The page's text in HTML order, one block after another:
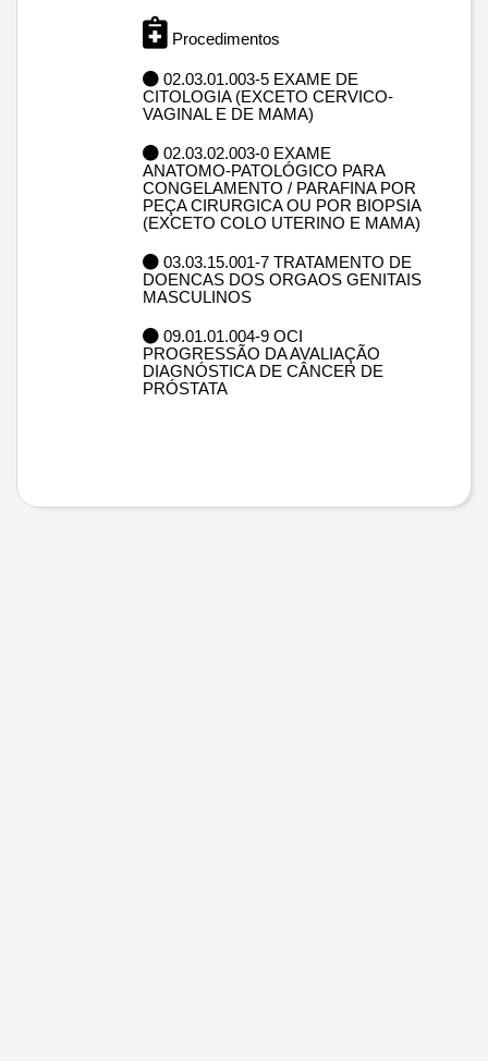
Procedimentos
02.03.01.003-5 EXAME DE
CITOLOGIA (EXCETO CERVICO-
VAGINAL E DE MAMA)
02.03.02.003-0 EXAME
ANATOMO-PATOLÓGICO PARA
CONGELAMENTO / PARAFINA POR
PEÇA CIRURGICA OU POR BIOPSIA
(EXCETO COLO UTERINO E MAMA)
03.03.15.001-7 TRATAMENTO DE
DOENCAS DOS ORGAOS GENITAIS
MASCULINOS
09.01.01.004-9 OCI
PROGRESSÃO DA AVALIAÇÃO
DIAGNÓSTICA DE CÂNCER DE
PRÓSTATA